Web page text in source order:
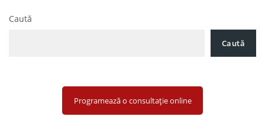
Caută
Caută
Programează o consultație online